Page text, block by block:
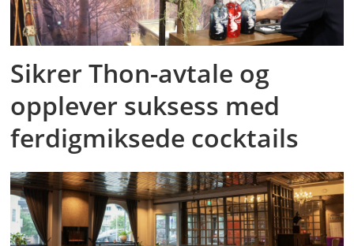
Sikrer Thon-avtale og
opplever suksess med
ferdigmiksede cocktails